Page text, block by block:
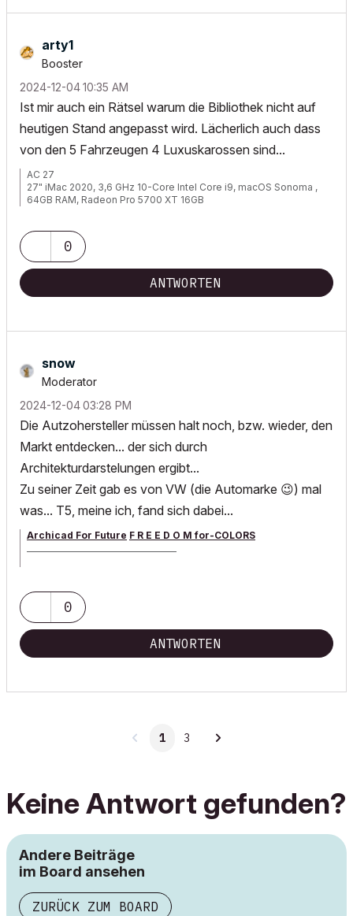
arty1
Booster
‎2024-12-0410:35 AM
Ist mir auch ein Rätsel warum die Bibliothek nicht auf
heutigen Stand angepasst wird. Lächerlich auch dass
von den 5 Fahrzeugen 4 Luxuskarossen sind...
AC 27
27" iMac 2020, 3,6 GHz 10-Core Intel Core i9, macOS Sonoma ,
64GB RAM, Radeon Pro 5700 XT 16GB
0
ANTWORTEN
snow
Moderator
‎2024-12-0403:28 PM
Die Autzohersteller müssen halt noch, bzw. wieder, den
Markt entdecken... der sich durch
Architekturdarstelungen ergibt...
Zu seiner Zeit gab es von VW (die Automarke 😉) mal
was... T5, meine ich, fand sich dabei...
Archicad For Future F R E E D O M for-COLORS
0
ANTWORTEN
1 3
Keine Antwort gefunden?
Andere Beiträge
im Board ansehen
ZURÜCK ZUM BOARD